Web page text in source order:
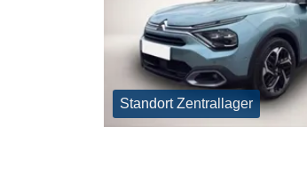
Standort Zentrallager